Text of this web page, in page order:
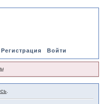
Регистрация Войти
.